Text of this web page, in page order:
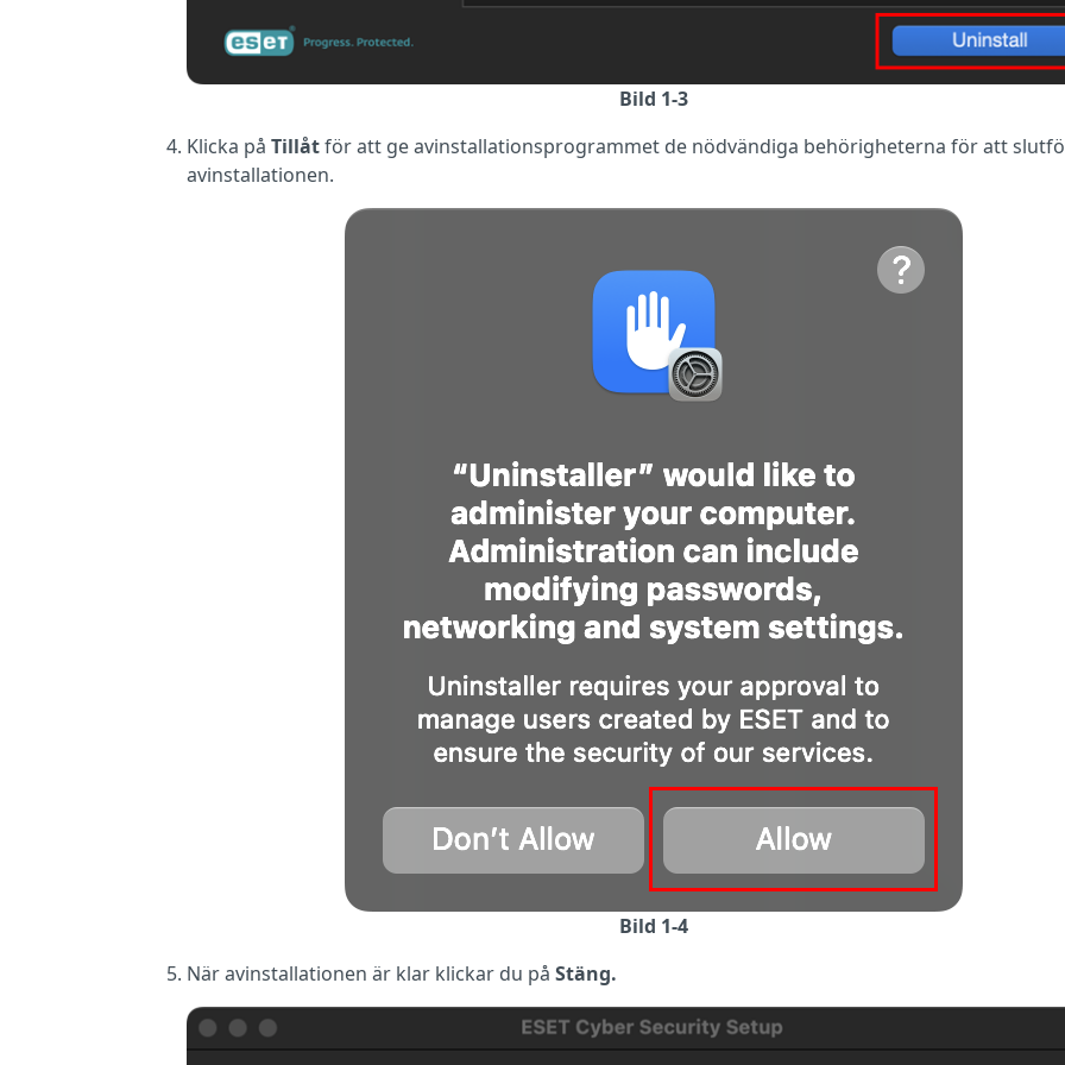
Bild 1-3
Klicka på Tillåtför att ge avinstallationsprogrammet de nödvändiga behörigheterna för att
avinstallationen.
Bild 1-4
När avinstallationen är klar klickar du på Stäng.